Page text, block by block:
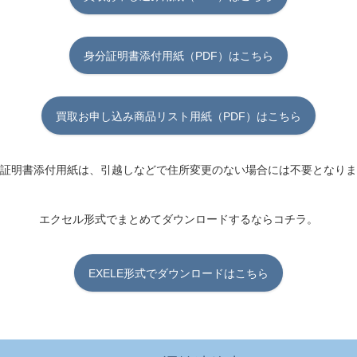
身分証明書添付用紙（PDF）はこちら
買取お申し込み商品リスト用紙（PDF）はこちら
明書添付用紙は、引越しなどで住所変更のない場合には不要となり
エクセル形式でまとめてダウンロードするならコチラ。
EXELE形式でダウンロードはこちら